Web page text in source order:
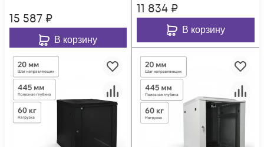
15 587 ₽
В корзину
11 834 ₽
В корзину